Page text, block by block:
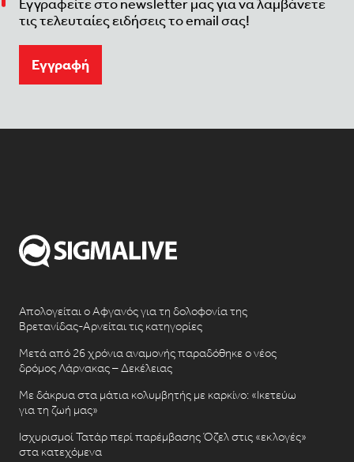
Εγγραφείτε στο newsletter μας για να λαμβάνετε
τις τελευταίες ειδήσεις το email σας!
Eγγραφή
Απολογείται ο Αφγανός για τη δολοφονία της
Βρετανίδας-Αρνείται τις κατηγορίες
Μετά από 26 χρόνια αναμονής παραδόθηκε ο νέος
δρόμος Λάρνακας – Δεκέλειας
Με δάκρυα στα μάτια κολυμβητής με καρκίνο: «Ικετεύω
για τη ζωή μας»
Ισχυρισμοί Τατάρ περί παρέμβασης Όζελ στις «εκλογές»
στα κατεχόμενα